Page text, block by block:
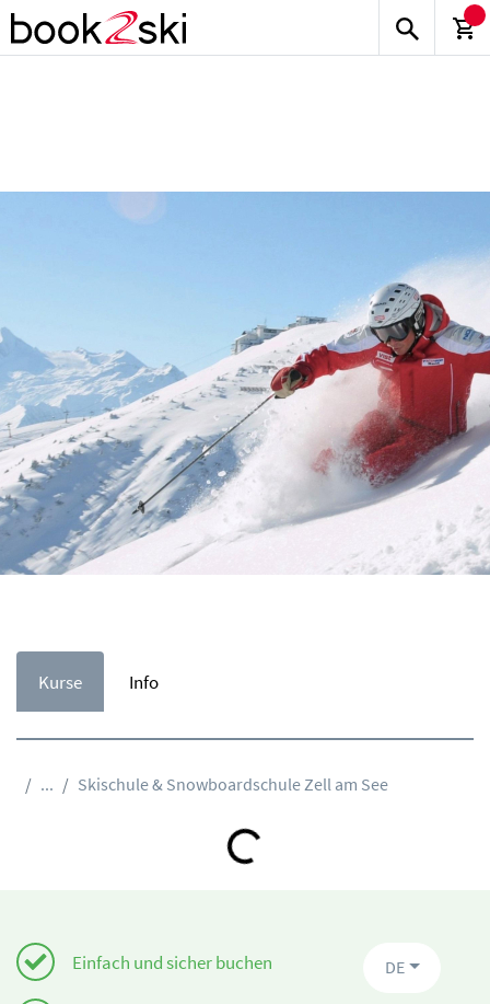
Kurse Info
... Skischule & Snowboardschule Zell am See
Loading...
Einfach und sicher buchen DE